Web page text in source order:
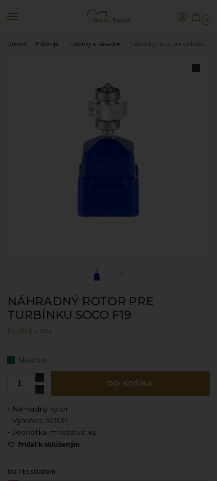
0
Domov Prístroje Turbínky a násadce Náhradný rotor pre turbínku SOCO F19
NÁHRADNÝ ROTOR PRE
TURBÍNKU SOCO F19
65,00 € s DPH
Skladom
DO KOŠÍKA
- Náhradný rotor
- Výrobca: SOCO
- Jednotka množstva: ks
Pridať k obľúbeným
Iba 1 ks skladom